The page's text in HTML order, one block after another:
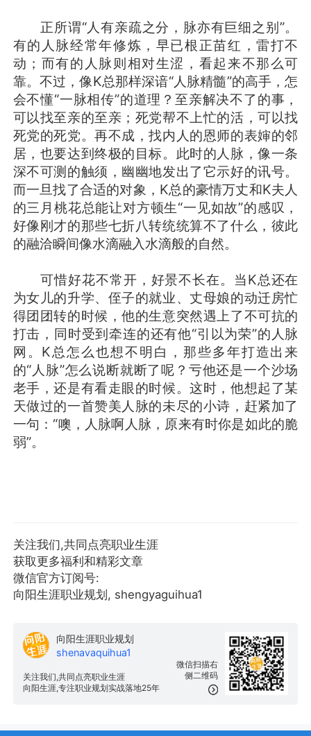
正所谓“人有亲疏之分，脉亦有巨细之别”。
有的人脉经常年修炼，早已根正苗红，雷打不
动；而有的人脉则相对生涩，看起来不那么可
靠。不过，像K总那样深谙“人脉精髓”的高手，怎
会不懂“一脉相传”的道理？至亲解决不了的事，
可以找至亲的至亲；死党帮不上忙的活，可以找
死党的死党。再不成，找内人的恩师的表婶的邻
居，也要达到终极的目标。此时的人脉，像一条
深不可测的触须，幽幽地发出了它示好的讯号。
而一旦找了合适的对象，K总的豪情万丈和K夫人
的三月桃花总能让对方顿生“一见如故”的感叹，
好像刚才的那些七折八转统统算不了什么，彼此
的融洽瞬间像水滴融入水滴般的自然。
可惜好花不常开，好景不长在。当K总还在
为女儿的升学、侄子的就业、丈母娘的动迁房忙
得团团转的时候，他的生意突然遇上了不可抗的
打击，同时受到牵连的还有他“引以为荣”的人脉
网。K总怎么也想不明白，那些多年打造出来
的“人脉”怎么说断就断了呢？亏他还是一个沙场
老手，还是有看走眼的时候。这时，他想起了某
天做过的一首赞美人脉的未尽的小诗，赶紧加了
一句：“噢，人脉啊人脉，原来有时你是如此的脆
弱”。
关注我们,共同点亮职业生涯
获取更多福利和精彩文章
微信官方订阅号:
向阳生涯职业规划, shengyaguihua1
微信扫描右
侧二维码
向阳生涯职业规划
shenavaquihua1
关注我们,共同点亮职业生涯
向阳生涯,专注职业规划实战落地25年